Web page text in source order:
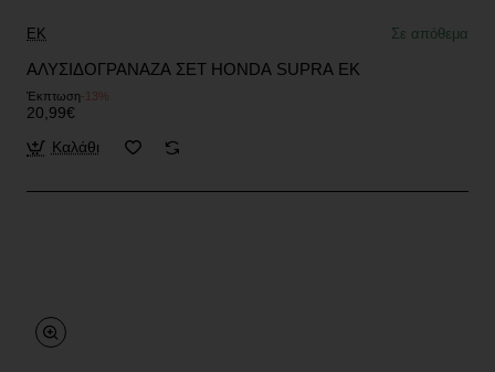
EK Σε απόθεμα
ΑΛΥΣΙΔΟΓΡΑΝΑΖΑ ΣΕΤ HONDA SUPRA EK
Έκπτωση-13%
20,99€
Καλάθι